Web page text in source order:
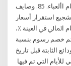
نموذج الدخل والرسوم والفائدة التعويضية واقتسام األعباء. 85. وصايف
تشجيع استقرار أسعار
اﳌﺎﱄ ﰲ اﻟﻌﻴﻨﺔ ٪،
خصم رسوم بنسبة
الثابتة قبل تاريخ
للأيام التي تم فيها